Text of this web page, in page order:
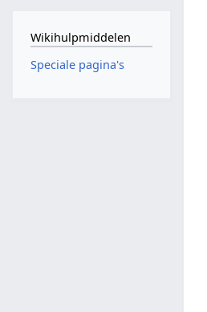
Wikihulpmiddelen
Speciale pagina's